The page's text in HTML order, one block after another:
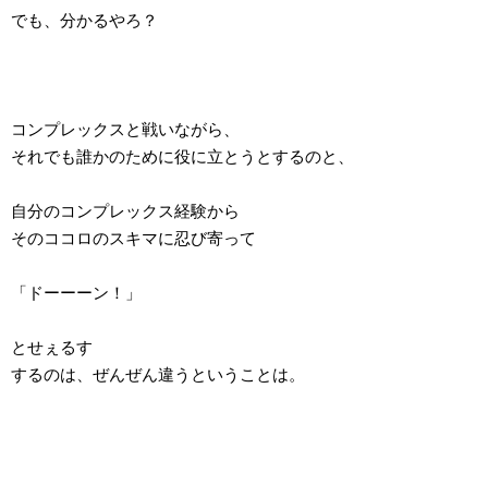
でも、分かるやろ？
コンプレックスと戦いながら、
それでも誰かのために役に立とうとするのと、
自分のコンプレックス経験から
そのココロのスキマに忍び寄って
「ドーーーン！」
とせぇるす
するのは、ぜんぜん違うということは。